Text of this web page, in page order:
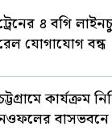
৪ বগি
যোগাযোগ বন্ধ
কার্যক্রম
বাসভবনে